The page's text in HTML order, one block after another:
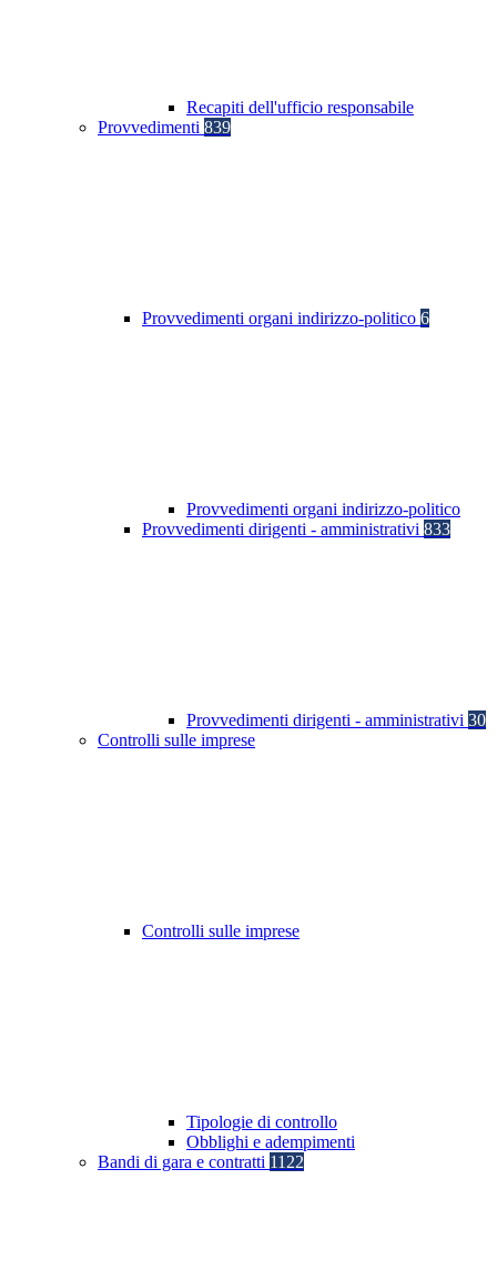
Recapiti dell'ufficio responsabile
Provvedimenti 839
Provvedimenti organi indirizzo-politico 6
Provvedimenti organi indirizzo-politico
Provvedimenti dirigenti - amministrativi 833
Provvedimenti dirigenti - amministrativi 30
Controlli sulle imprese
Controlli sulle imprese
Tipologie di controllo
Obblighi e adempimenti
Bandi di gara e contratti 1122